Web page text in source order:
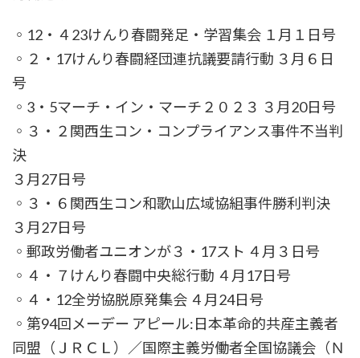
◦12・４23けんり春闘発足・学習集会 １月１日号
◦２・17けんり春闘経団連抗議要請行動 ３月６日
号
◦3・5マーチ・イン・マーチ２０２３ ３月20日号
◦３・２関西生コン・コンプライアンス事件不当判
決
３月27日号
◦３・６関西生コン和歌山広域協組事件勝利判決
３月27日号
◦郵政労働者ユニオンが３・17スト ４月３日号
◦４・７けんり春闘中央総行動 ４月17日号
◦４・12全労協脱原発集会 ４月24日号
◦第94回メーデー アピール:日本革命的共産主義者
同盟（ＪＲＣＬ）／国際主義労働者全国協議会（Ｎ